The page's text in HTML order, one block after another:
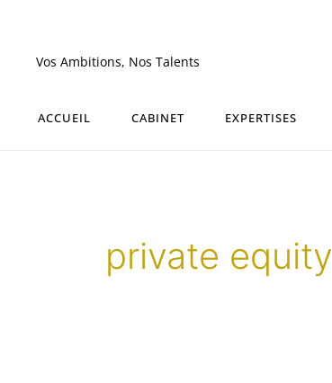
Vos Ambitions, Nos Talents
ACCUEIL CABINET EXPERTISES
private equity